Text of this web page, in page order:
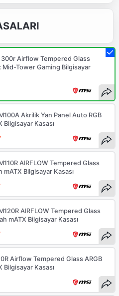
300r Airflow Tempered Glass
Mid-Tower Gaming Bilgisayar
Akrilik Yan Panel Auto RGB
Bilgisayar Kasası
AIRFLOW Tempered Glass
mATX Bilgisayar Kasası
AIRFLOW Tempered Glass
mATX Bilgisayar Kasası
Airflow Tempered Glass ARGB
Bilgisayar Kasası